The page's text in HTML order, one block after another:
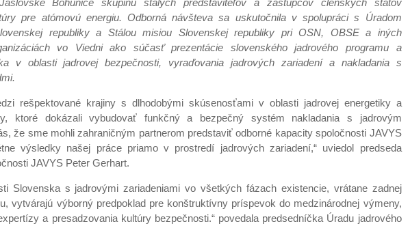
pre atómovú energiu. Odborná návšteva sa uskutočnila v spolupráci s Úradom
republiky a Stálou misiou Slovenskej republiky pri OSN, OBSE a iných
vo Viedni ako súčasť prezentácie slovenského jadrového programu a
v oblasti jadrovej bezpečnosti, vyraďovania jadrových zariadení a nakladania s
rešpektované krajiny s dlhodobými skúsenosťami v oblasti jadrovej energetiky a
ktoré dokázali vybudovať funkčný a bezpečný systém nakladania s jadrovým
že sme mohli zahraničným partnerom predstaviť odborné kapacity spoločnosti JAVYS
výsledky našej práce priamo v prostredí jadrových zariadení,“ uviedol predseda
JAVYS Peter Gerhart.
Slovenska s jadrovými zariadeniami vo všetkých fázach existencie, vrátane zadnej
vytvárajú výborný predpoklad pre konštruktívny príspevok do medzinárodnej výmeny,
a presadzovania kultúry bezpečnosti.“ povedala predsedníčka Úradu jadrového